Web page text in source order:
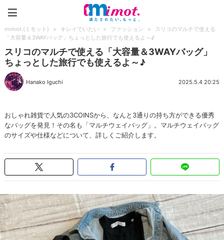
mimot.(ミモット) > キレイでいたい > ファッション >
スリコのマルチで使える
「大容量＆3WAYバッグ」ちょっとした旅行でも使えるよ～♪
スリコのマルチで使える「大容量＆3WAYバッグ」
ちょっとした旅行でも使えるよ～♪
Hanako Iguchi 2025.5.4 20:25
おしゃれ雑貨で人気の3COINSから、なんと3通りの持ち方ができる優秀
なバッグを発見！その名も「マルチウェイバッグ」。マルチウェイバッグ
のサイズや仕様などについて、詳しくご紹介します。